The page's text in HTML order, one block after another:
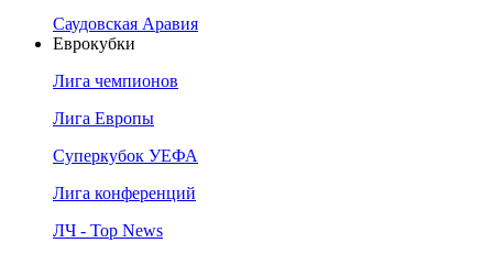
Саудовская Аравия
Еврокубки
Лига чемпионов
Лига Европы
Суперкубок УЕФА
Лига конференций
ЛЧ - Top News